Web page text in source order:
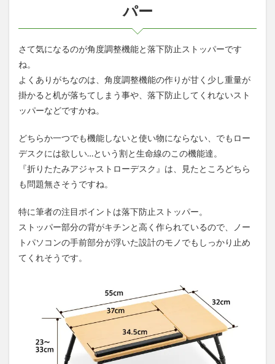
パー
さて気になるのが角度調整機能と落下防止ストッパーです
ね。
よくありがちなのは、角度調整機能の作りが甘く少し重量が
掛かると机が落ちてしまう事や、落下防止してくれないスト
ッパーなどですかね。
どちらか一つでも機能しないと使い物にならない、でもロー
デスクには欲しい…という割と生命線のこの機能達。
『折りたたみアジャストローデスク』は、見たところどちら
も問題無さそうですね。
特に筆者の注目ポイントは落下防止ストッパー。
ストッパー部分の背がキチンと高く作られているので、ノー
トパソコンの手前部分が浮いた設計のモノでもしっかり止め
てくれそうです。